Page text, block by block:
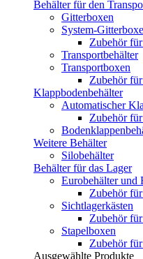
Behälter für den
Gitterboxen
System-
Zubehör
Transportbehälter
Transportboxen
Zubehör
Klappbodenbehälter
Automatischer
Zubehör
Weitere Behälter
Silobehälter
Behälter für das Lager
Eurobehälter und
Zubehör
Sichtlagerkästen
Zubehör
Stapelboxen
Zubehör
Ausgewählte Produkte